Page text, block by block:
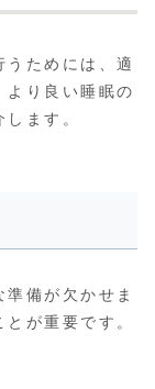
ためには、適
り良い睡眠の
ます。
備が欠かせま
が重要です。